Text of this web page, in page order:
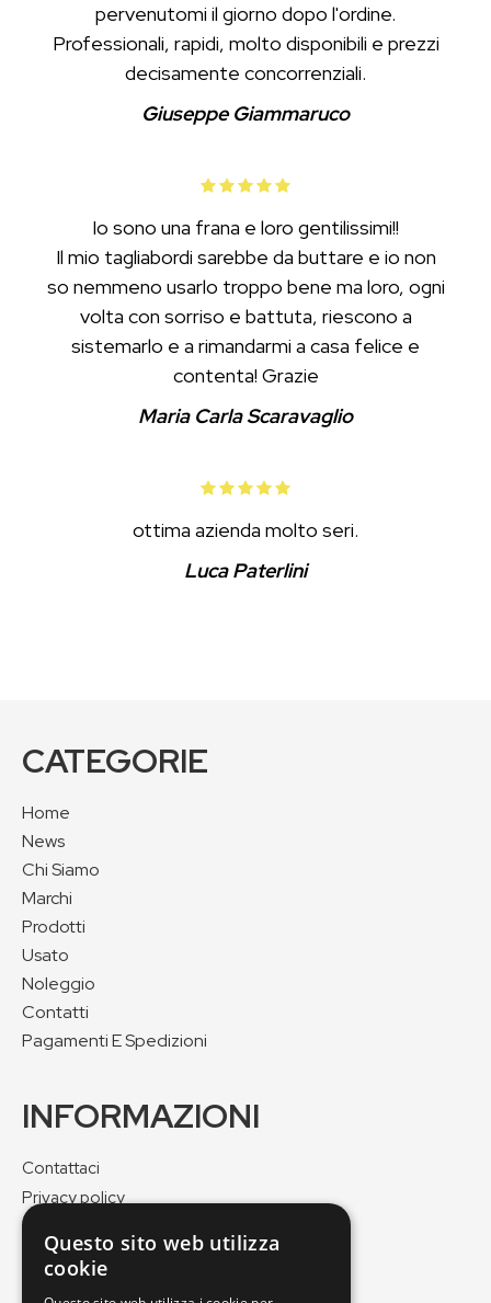
pervenutomi il giorno dopo l'ordine.
Professionali, rapidi, molto disponibili e prezzi
decisamente concorrenziali.
Giuseppe Giammaruco
Io sono una frana e loro gentilissimi!!
Il mio tagliabordi sarebbe da buttare e io non
so nemmeno usarlo troppo bene ma loro, ogni
volta con sorriso e battuta, riescono a
sistemarlo e a rimandarmi a casa felice e
contenta! Grazie
Maria Carla Scaravaglio
ottima azienda molto seri.
Luca Paterlini
CATEGORIE
Home
News
Chi Siamo
Marchi
Prodotti
Usato
Noleggio
Contatti
Pagamenti E Spedizioni
INFORMAZIONI
Contattaci
Privacy policy
Cookie policy
Pagamenti e spedizioni
Questo sito web utilizza
cookie